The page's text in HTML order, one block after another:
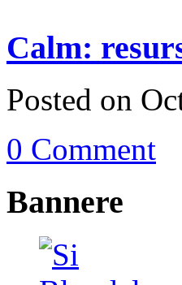
Calm:
Posted on
0 Comment
Bannere